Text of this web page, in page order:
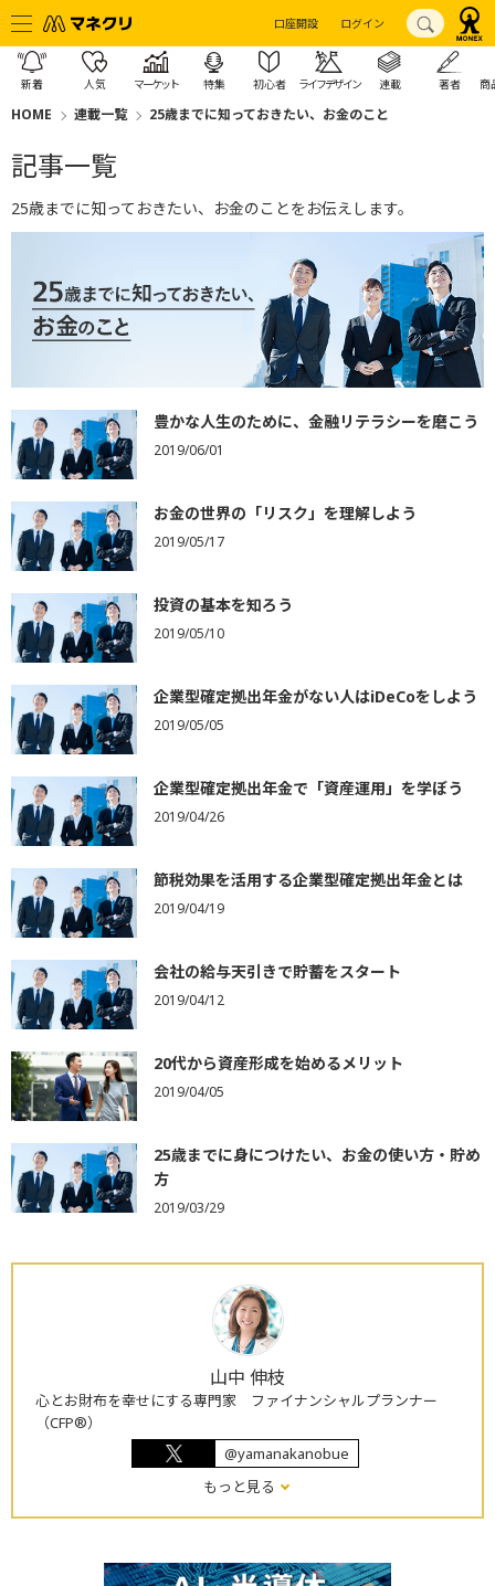
口座開設 ログイン
新着 人気 マーケット 特集 初心者 ライフデザイン 連載 著者 商
HOME 連載一覧 25歳までに知っておきたい、お金のこと
記事一覧
25歳までに知っておきたい、お金のことをお伝えします。
豊かな人生のために、金融リテラシーを磨こう
2019/06/01
お金の世界の「リスク」を理解しよう
2019/05/17
投資の基本を知ろう
2019/05/10
企業型確定拠出年金がない人はiDeCoをしよう
2019/05/05
企業型確定拠出年金で「資産運用」を学ぼう
2019/04/26
節税効果を活用する企業型確定拠出年金とは
2019/04/19
会社の給与天引きで貯蓄をスタート
2019/04/12
20代から資産形成を始めるメリット
2019/04/05
25歳までに身につけたい、お金の使い方・貯め
方
2019/03/29
山中 伸枝
心とお財布を幸せにする専門家 ファイナンシャルプランナー
（CFP®）
@yamanakanobue
もっと見る